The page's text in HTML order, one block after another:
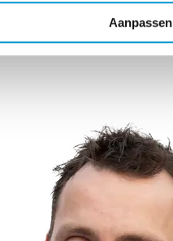
Aanpassen